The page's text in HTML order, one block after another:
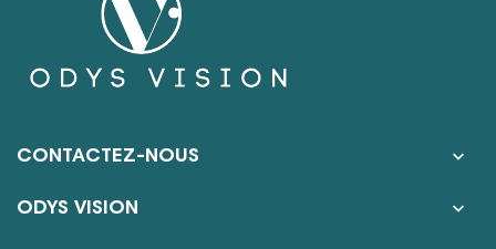
CONTACTEZ-NOUS 
ODYS VISION 